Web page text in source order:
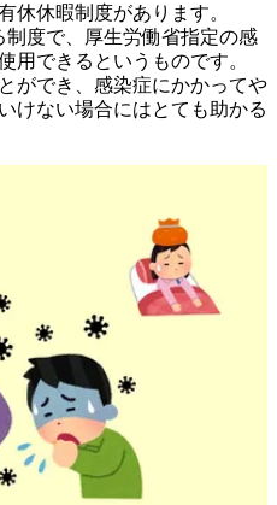
休休暇制度があります。
制度で、厚生労働省指定の感
用できるというものです。
ができ、感染症にかかってや
けない場合にはとても助かる